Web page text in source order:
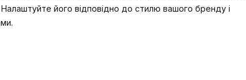
його відповідно до стилю вашого бренду і